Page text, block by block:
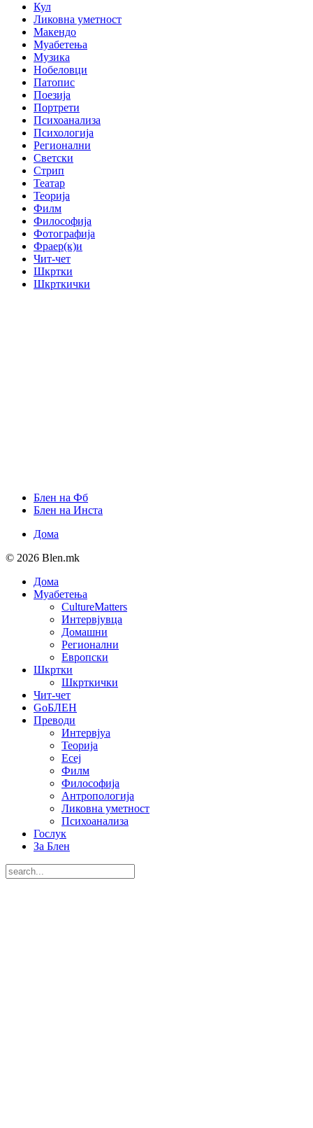
Кул
Ликовна уметност
Макендо
Муабетења
Музика
Нобеловци
Патопис
Поезија
Портрети
Психоанализа
Психологија
Регионални
Светски
Стрип
Театар
Теорија
Филм
Философија
Фотографија
Фраер(к)и
Чит-чет
Шкртки
Шкрткички
Блен на Фб
Блен на Инста
Дома
© 2026 Blen.mk
Дома
Муабетења
CultureMatters
Интервјувца
Домашни
Регионални
Европски
Шкртки
Шкрткички
Чит-чет
GoБЛЕН
Преводи
Интервјуа
Теорија
Есеј
Филм
Философија
Антропологија
Ликовна уметност
Психоанализа
Гослук
За Блен